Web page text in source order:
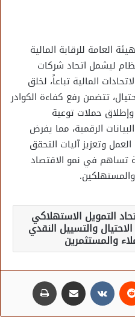
العامة للرقابة المالية
ليشمل اتحاد شركات
المالية تباعاً، لخلق
تتضمن رفع كفاءة الكوادر
حملات توعية
الرقمية، مما يفرض
وتعزيز آليات التحقق
تساهم في نمو الاقتصاد
التمويل الاستهلاكي
والتسييل النقدي
والمستثمرين
مشاركة عبر البريد